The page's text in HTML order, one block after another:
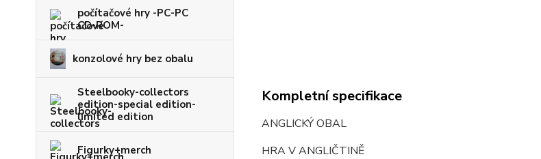
počítačové hry -PC-PC
CD-ROM-
konzolové hry bez obalu
Steelbooky-collectors
edition-special edition-
limited edition
Figurky+merch
Kompletní specifikace
ANGLICKÝ OBAL
HRA V ANGLIČTINĚ